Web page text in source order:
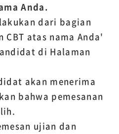
Anda.
dari bagian
atas nama Anda'
di Halaman
akan menerima
bahwa pemesanan
ujian dan